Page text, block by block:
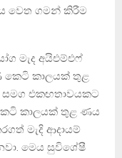
වෙත ගමන් කිරීම
මැද අයිඑම්එෆ්
කෙටි කාලයක් තුළ
එකඟතාවයකට
කාලයක් තුළ ණය
මැදි ආදායම්
මෙය සුවිශේෂී